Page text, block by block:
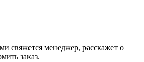
свяжется менеджер, расскажет о
заказ.